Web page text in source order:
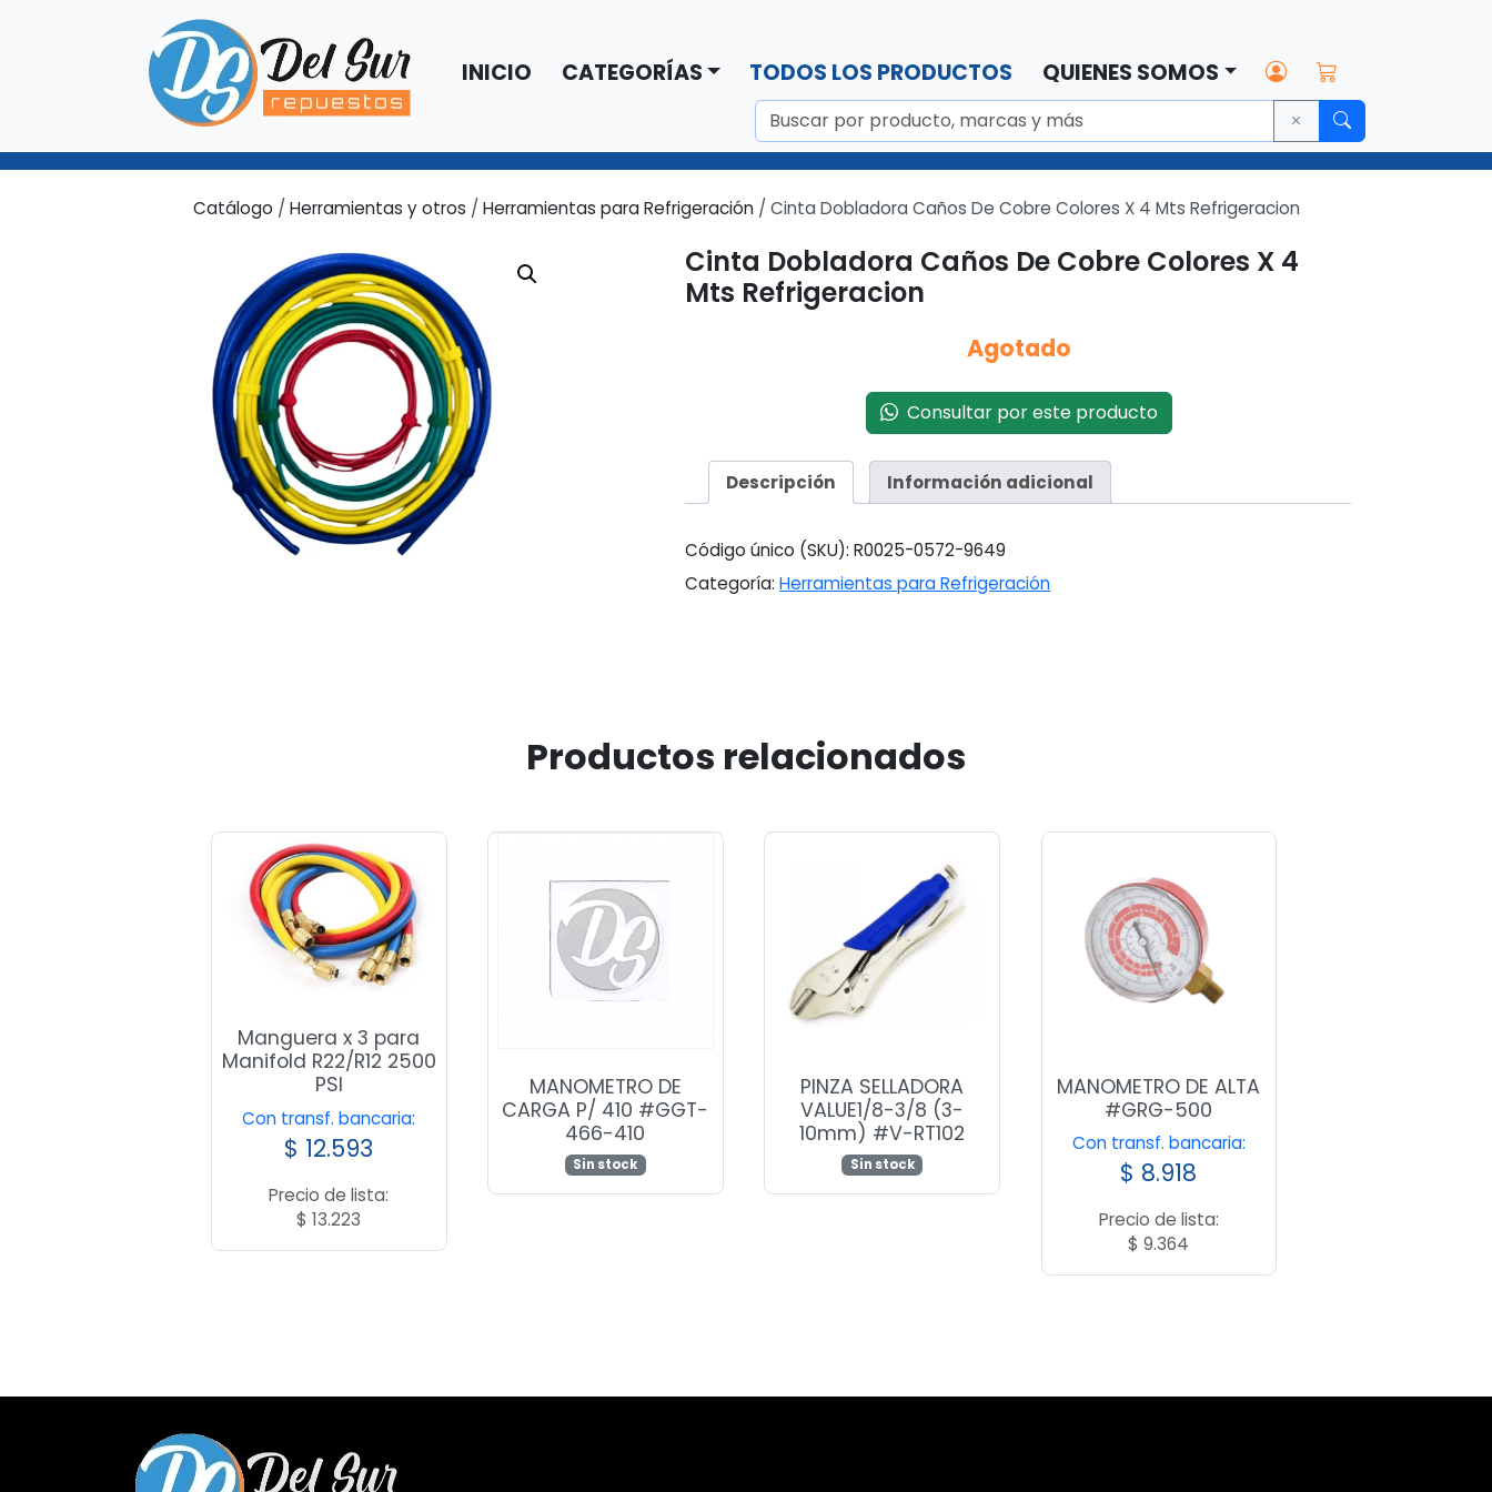
INICIO CATEGORÍAS TODOS LOS PRODUCTOS QUIENES SOMOS
Catálogo / Herramientas y otros / Herramientas para Refrigeración/ Cinta Dobladora Caños De Cobre Colores X 4 Mts Refrigeracion
Cinta Dobladora Caños De Cobre Colores X 4
Mts Refrigeracion
Agotado
Consultar por este producto
Descripción Información adicional
Código único (SKU):R0025-0572-9649
Categoría:Herramientas para Refrigeración
Productos relacionados
Manguera x 3 para
Manifold R22/R12 2500
PSI
Con transf. bancaria:
$ 12.593
Precio de lista:
$ 13.223
MANOMETRO DE
CARGA P/ 410 #GGT-
466-410
Sin stock
PINZA SELLADORA
VALUE1/8-3/8 (3-
10mm) #V-RT102
Sin stock
MANOMETRO DE ALTA
#GRG-500
Con transf. bancaria:
$ 8.918
Precio de lista:
$ 9.364